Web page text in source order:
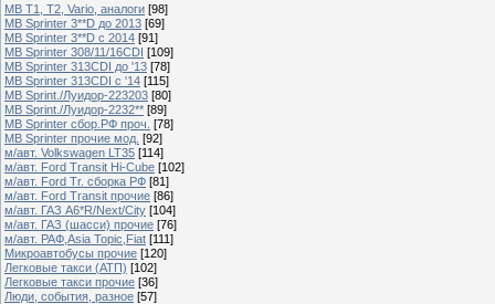
MB T1, T2, Vario, аналоги [98]
MB Sprinter 3**D до 2013 [69]
MB Sprinter 3**D с 2014 [91]
MB Sprinter 308/11/16CDI [109]
MB Sprinter 313CDI до '13 [78]
MB Sprinter 313CDI с '14 [115]
MB Sprint./Луидор-223203 [80]
MB Sprint./Луидор-2232** [89]
MB Sprinter сбор.РФ проч. [78]
MB Sprinter прочие мод. [92]
м/авт. Volkswagen LT35 [114]
м/авт. Ford Transit Hi-Cube [102]
м/авт. Ford Tr. сборка РФ [81]
м/авт. Ford Transit прочие [86]
м/авт. ГАЗ A6*R/Next/City [104]
м/авт. ГАЗ (шасси) прочие [76]
м/авт. РАФ,Asia Topic,Fiat [111]
Микроавтобусы прочие [120]
Легковые такси (АТП) [102]
Легковые такси прочие [36]
Люди, события, разное [57]